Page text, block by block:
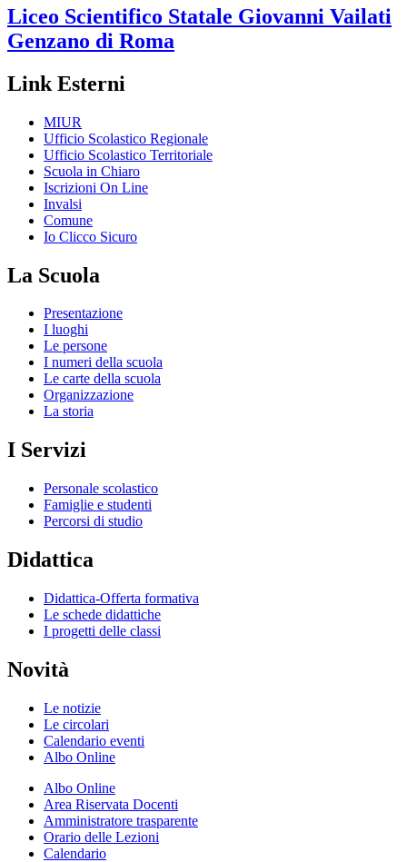
Liceo Scientifico Statale Giovanni Vailati
Genzano di Roma
Link Esterni
MIUR
Ufficio Scolastico Regionale
Ufficio Scolastico Territoriale
Scuola in Chiaro
Iscrizioni On Line
Invalsi
Comune
Io Clicco Sicuro
La Scuola
Presentazione
I luoghi
Le persone
I numeri della scuola
Le carte della scuola
Organizzazione
La storia
I Servizi
Personale scolastico
Famiglie e studenti
Percorsi di studio
Didattica
Didattica-Offerta formativa
Le schede didattiche
I progetti delle classi
Novità
Le notizie
Le circolari
Calendario eventi
Albo Online
Albo Online
Area Riservata Docenti
Amministratore trasparente
Orario delle Lezioni
Calendario